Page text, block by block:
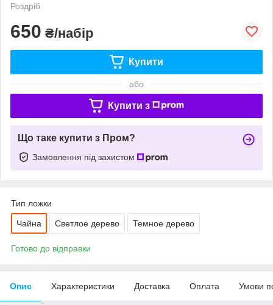
Роздріб
650 ₴/набір
Купити
або
Купити з
Що таке купити з Пром?
Замовлення під захистом
Тип ложки
Чайна Светлое дерево Темное дерево
Готово до відправки
Опис Характеристики Доставка Оплата Умови